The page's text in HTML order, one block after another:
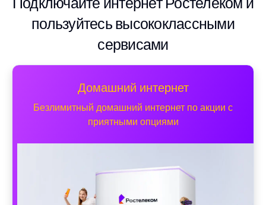
пользуйтесь высококлассными
сервисами
Домашний интернет
Безлимитный домашний интернет по акции с
приятными опциями